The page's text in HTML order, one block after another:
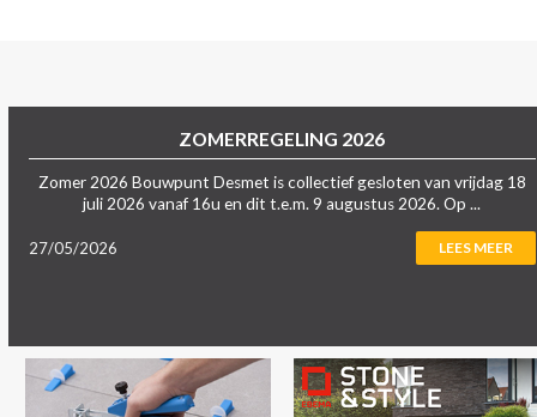
ZOMERREGELING 2026
Zomer 2026 Bouwpunt Desmet is collectief gesloten van vrijdag 18
juli 2026 vanaf 16u en dit t.e.m. 9 augustus 2026. Op ...
27/05/2026 LEES MEER